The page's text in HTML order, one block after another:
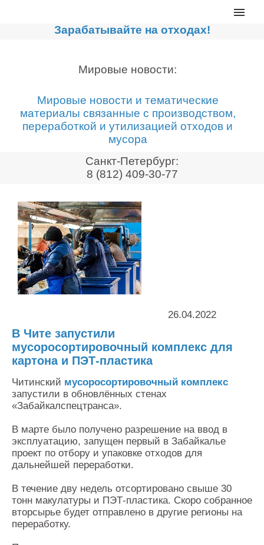
Главная
Сортировочные линии
Дробильное оборудование
Компакторы, контейнеры
Реализованные проекты
Видео
Новости компании
Мировые новости
О нас
Контакты
Оставить заявку
Зарабатывайте на отходах!
Мировые новости:
Мировые новости и тематические
материалы связанные с производством,
переработкой и утилизацией отходов и
мусора
Санкт-Петербург:
8 (812) 409-30-77
26.04.2022
В Чите запустили
мусоросортировочный комплекс для
картона и ПЭТ-пластика
Читинский мусоросортировочный комплекс
запустили в обновлённых стенах
«Забайкалспецтранса».
В марте было получено разрешение на ввод в
эксплуатацию, запущен первый в Забайкалье
проект по отбору и упаковке отходов для
дальнейшей переработки.
В течение дву недель отсортировано свыше 30
тонн макулатуры и ПЭТ-пластика. Скоро собранное
вторсырье будет отправлено в другие регионы на
переработку.